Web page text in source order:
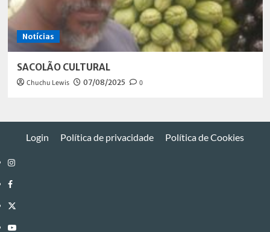
Notícias
SACOLÃO CULTURAL
Chuchu Lewis 07/08/2025 0
Login Política de privacidade Política de Cookies
Instagram
Facebook
Twitter
Youtube